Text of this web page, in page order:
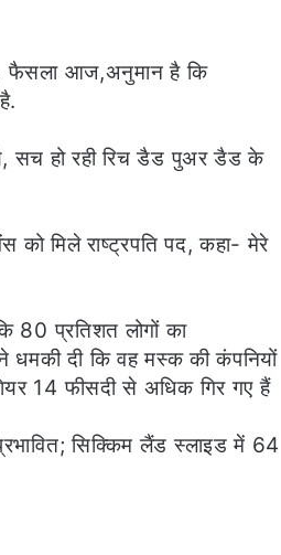
फैसला आज,अनुमान है कि
सच हो रही रिच डैड पुअर डैड के
मिले राष्ट्रपति पद, कहा- मेरे
80 प्रतिशत लोगों का
धमकी दी कि वह मस्क की कंपनियों
14 फीसदी से अधिक गिर गए हैं
सिक्किम लैंड स्लाइड में 64